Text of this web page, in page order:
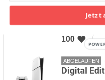
bei PlayStation!
100
ABGELAUFEN
Digital
Jetzt